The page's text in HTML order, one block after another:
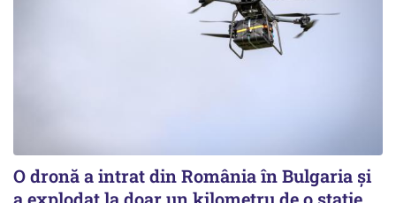
O dronă a intrat din România în Bulgaria şi